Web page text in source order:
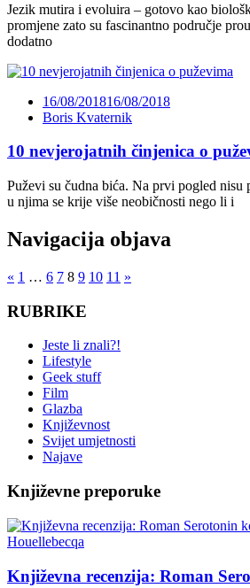
Jezik mutira i evoluira – gotovo kao
promjene zato su fascinantno područje
dodatno
16/08/201816/08/2018
Boris Kvaternik
10 nevjerojatnih činjenica o
Puževi su čudna bića. Na prvi pogled nisu
u njima se krije više neobičnosti nego li i
Navigacija objava
« 1 … 6 7 8 9 10 11 »
RUBRIKE
Jeste li znali?!
Lifestyle
Geek stuff
Film
Glazba
Književnost
Svijet umjetnosti
Najave
Književne preporuke
Književna recenzija: Roman